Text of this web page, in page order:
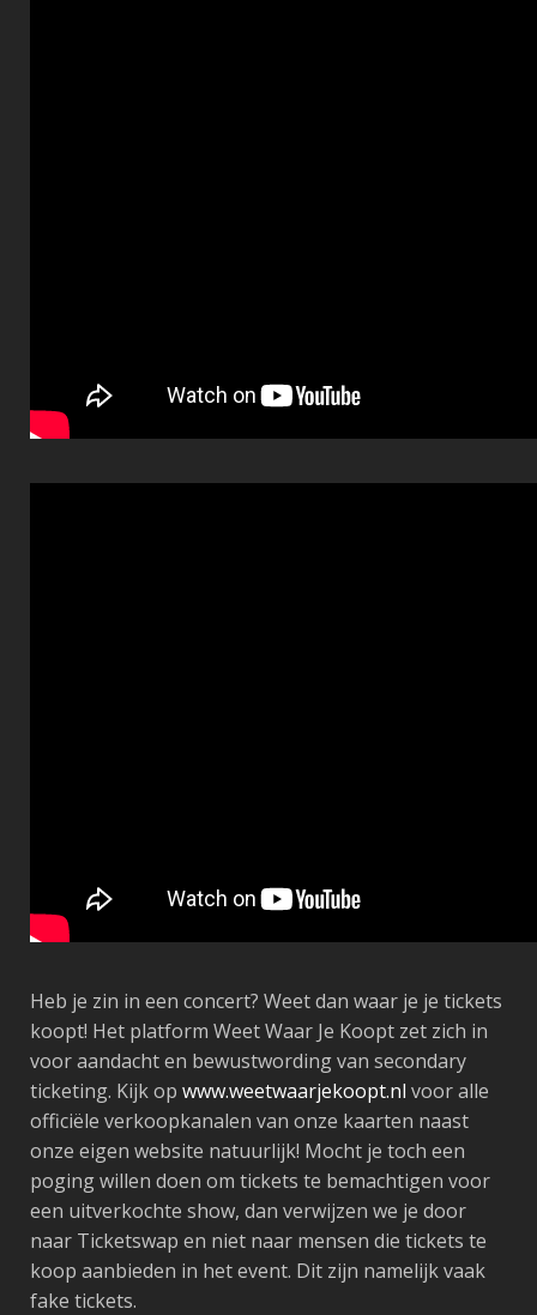
Heb je zin in een concert? Weet dan waar je je tickets
koopt! Het platform Weet Waar Je Koopt zet zich in
voor aandacht en bewustwording van secondary
ticketing. Kijk op www.weetwaarjekoopt.nl voor alle
officiële verkoopkanalen van onze kaarten naast
onze eigen website natuurlijk! Mocht je toch een
poging willen doen om tickets te bemachtigen voor
een uitverkochte show, dan verwijzen we je door
naar Ticketswap en niet naar mensen die tickets te
koop aanbieden in het event. Dit zijn namelijk vaak
fake tickets.